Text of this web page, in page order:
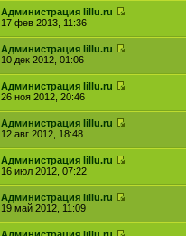
Администрация lillu.ru
17 фев 2013, 11:36
Администрация lillu.ru
10 дек 2012, 01:06
Администрация lillu.ru
26 ноя 2012, 20:46
Администрация lillu.ru
12 авг 2012, 18:48
Администрация lillu.ru
16 июл 2012, 07:22
Администрация lillu.ru
19 май 2012, 11:09